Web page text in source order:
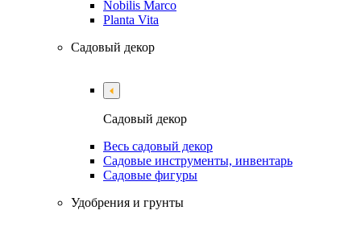
Nobilis Marco
Planta Vita
Садовый декор
Садовый декор
Весь садовый декор
Садовые инструменты, инвентарь
Садовые фигуры
Удобрения и грунты